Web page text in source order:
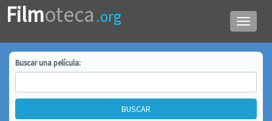
Menú
de
Filmoteca .org
Buscar unapelícula: